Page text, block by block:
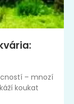
– mnozí
koukat